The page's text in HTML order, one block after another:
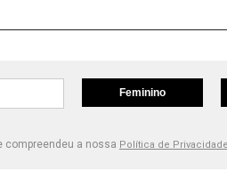
Feminino
compreendeu a nossa Política de